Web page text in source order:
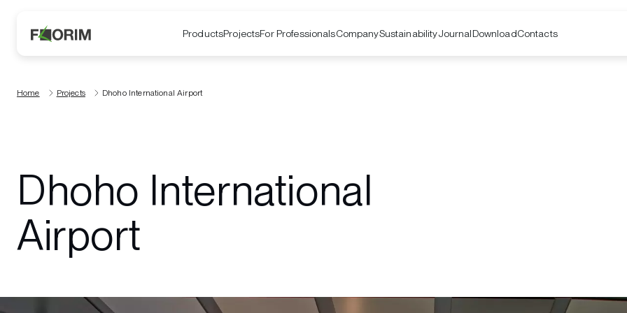
ProductsProjectsFor ProfessionalsCompanySustainabilityJournalDownloadContacts
Home Projects Dhoho International Airport
Dhoho International
Airport